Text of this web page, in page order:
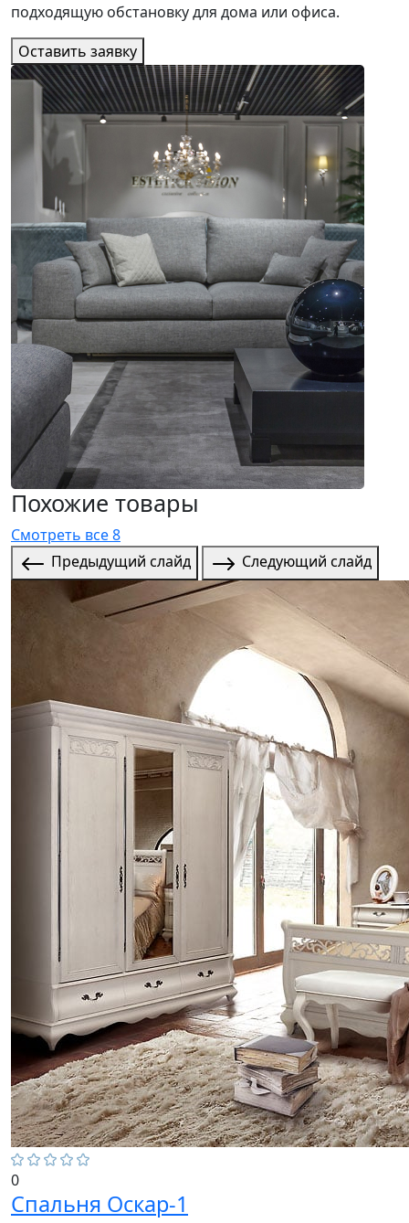
подходящую обстановку для дома или офиса.
Оставить заявку
Похожие товары
Смотреть все 8
Предыдущий слайд
Следующий слайд
0
Спальня Оскар-1